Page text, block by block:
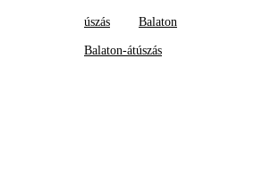
úszás Balaton
Balaton-átúszás